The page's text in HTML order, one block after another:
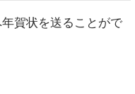
賀状を送ることがで